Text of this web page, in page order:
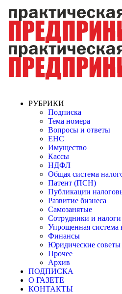
РУБРИКИ
Подписка
Тема номера
Вопросы и ответы
ЕНС
Имущество
Кассы
НДФЛ
Общая система
Патент (ПСН)
Публикации
Развитие бизнеса
Самозанятые
Сотрудники и
Упрощенная
Финансы
Юридические советы
Прочее
Архив
ПОДПИСКА
О ГАЗЕТЕ
КОНТАКТЫ